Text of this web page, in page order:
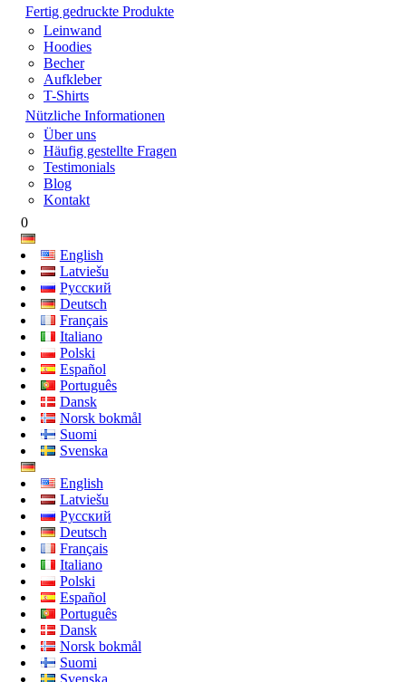
Fertig gedruckte Produkte
Leinwand
Hoodies
Becher
Aufkleber
T-Shirts
Nützliche Informationen
Über uns
Häufig gestellte Fragen
Testimonials
Blog
Kontakt
0
English
Latviešu
Русский
Deutsch
Français
Italiano
Polski
Español
Português
Dansk
Norsk bokmål
Suomi
Svenska
English
Latviešu
Русский
Deutsch
Français
Italiano
Polski
Español
Português
Dansk
Norsk bokmål
Suomi
Svenska